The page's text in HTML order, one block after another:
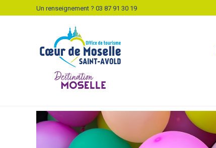
Un renseignement ? 03 87 91 30 19